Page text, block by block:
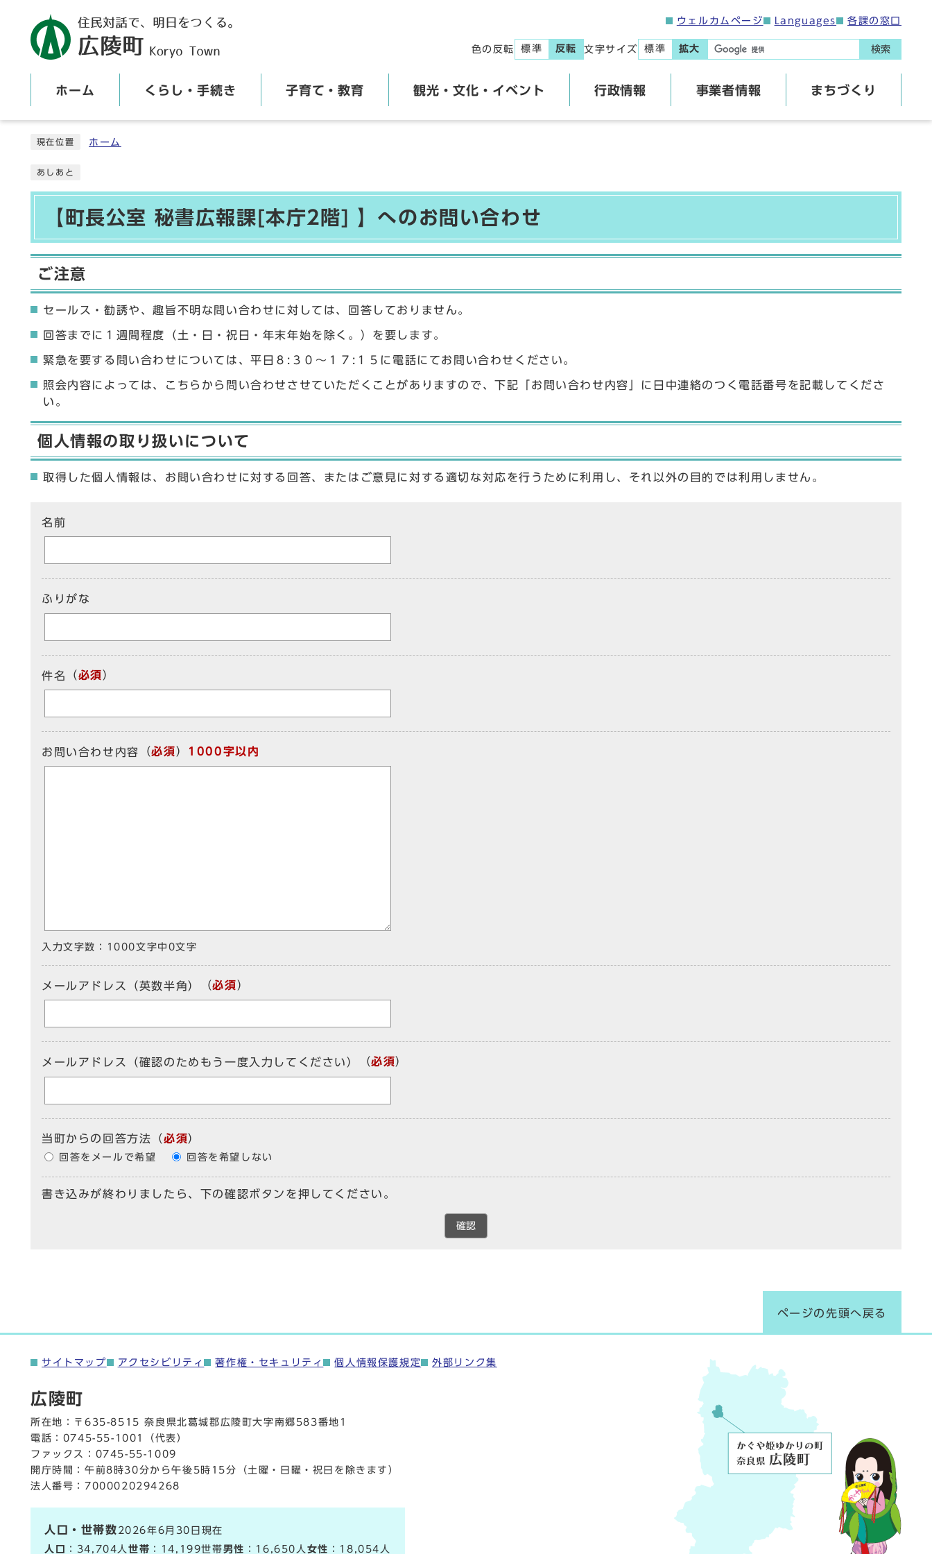
ウェルカムページ Languages 各課の窓口
色の反転 標準 反転 文字サイズ 標準 拡大 検索
ホーム くらし・手続き 子育て・教育 観光・文化・イベント 行政情報 事業者情報 まちづくり
現在位置 ホーム
あしあと
【町長公室 秘書広報課[本庁2階] 】へのお問い合わせ
ご注意
セールス・勧誘や、趣旨不明な問い合わせに対しては、回答しておりません。
回答までに１週間程度（土・日・祝日・年末年始を除く。）を要します。
緊急を要する問い合わせについては、平日８:３０〜１７:１５に電話にてお問い合わせください。
照会内容によっては、こちらから問い合わせさせていただくことがありますので、下記「お問い合わせ内容」に日中連絡のつく電話番号を記載してくださ
い。
個人情報の取り扱いについて
取得した個人情報は、お問い合わせに対する回答、またはご意見に対する適切な対応を行うために利用し、それ以外の目的では利用しません。
名前
ふりがな
件名 （必須）
お問い合わせ内容 （必須） 1000字以内
入力文字数： 1000文字中 0文字
メールアドレス（英数半角） （必須）
メールアドレス（確認のためもう一度入力してください） （必須）
当町からの回答方法 （必須）
回答をメールで希望 回答を希望しない
書き込みが終わりましたら、下の確認ボタンを押してください。
確認
ページの先頭へ戻る
サイトマップ アクセシビリティ 著作権・セキュリティ 個人情報保護規定 外部リンク集
広陵町
所在地：〒635-8515 奈良県北葛城郡広陵町大字南郷583番地1
電話： 0745-55-1001
（代表）
ファックス：0745-55-1009
開庁時間：午前8時30分から午後5時15分（土曜・日曜・祝日を除きます）
法人番号：7000020294268
人口・世帯数 2026年6月30日現在
人口
：34,704人世帯 ：14,199世帯男性 ：16,650人 女性 ：18,054人